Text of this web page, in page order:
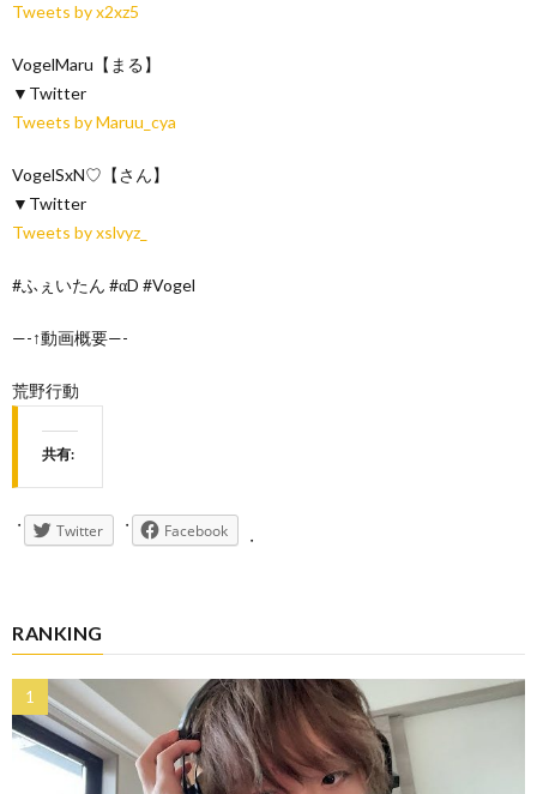
Tweets by x2xz5
VogelMaru【まる】
▼Twitter
Tweets by Maruu_cya
VogelSxN♡【さん】
▼Twitter
Tweets by xslvyz_
#ふぇいたん #αD #Vogel
—-↑動画概要—-
荒野行動
共有:
Twitter Facebook
RANKING